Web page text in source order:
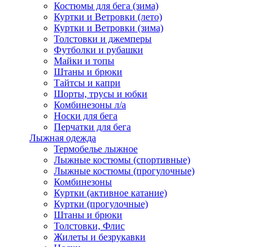
Костюмы для бега (зима)
Куртки и Ветровки (лето)
Куртки и Ветровки (зима)
Толстовки и джемперы
Футболки и рубашки
Майки и топы
Штаны и брюки
Тайтсы и капри
Шорты, трусы и юбки
Комбинезоны л/а
Носки для бега
Перчатки для бега
Лыжная одежда
Термобелье лыжное
Лыжные костюмы (спортивные)
Лыжные костюмы (прогулочные)
Комбинезоны
Куртки (активное катание)
Куртки (прогулочные)
Штаны и брюки
Толстовки, Флис
Жилеты и безрукавки